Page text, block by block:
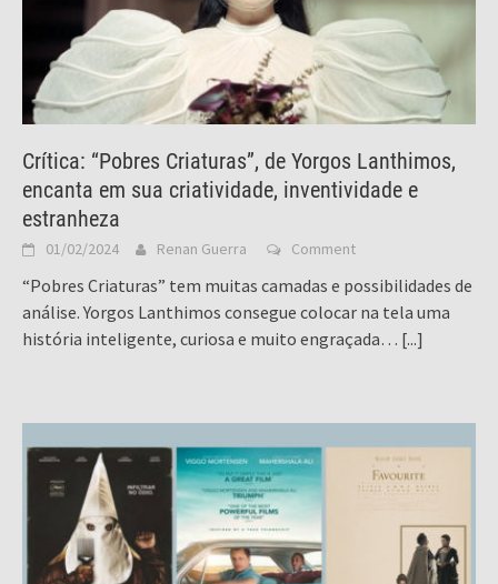
Crítica: “Pobres Criaturas”, de Yorgos Lanthimos,
encanta em sua criatividade, inventividade e
estranheza
01/02/2024 Renan Guerra Comment
“Pobres Criaturas” tem muitas camadas e possibilidades de
análise. Yorgos Lanthimos consegue colocar na tela uma
história inteligente, curiosa e muito engraçada… [...]